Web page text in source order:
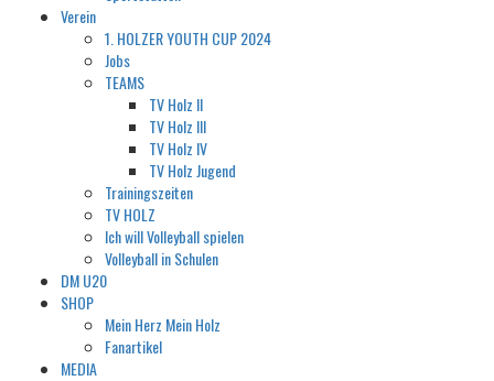
Verein
1. HOLZER YOUTH CUP 2024
Jobs
TEAMS
TV Holz II
TV Holz III
TV Holz IV
TV Holz Jugend
Trainingszeiten
TV HOLZ
Ich will Volleyball spielen
Volleyball in Schulen
DM U20
SHOP
Mein Herz Mein Holz
Fanartikel
MEDIA